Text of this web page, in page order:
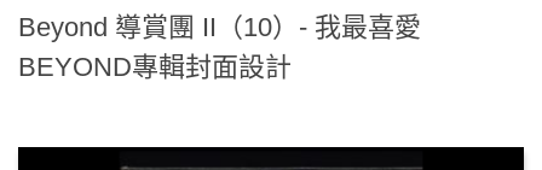
Beyond 導賞團 II（10）- 我最喜愛
BEYOND專輯封面設計